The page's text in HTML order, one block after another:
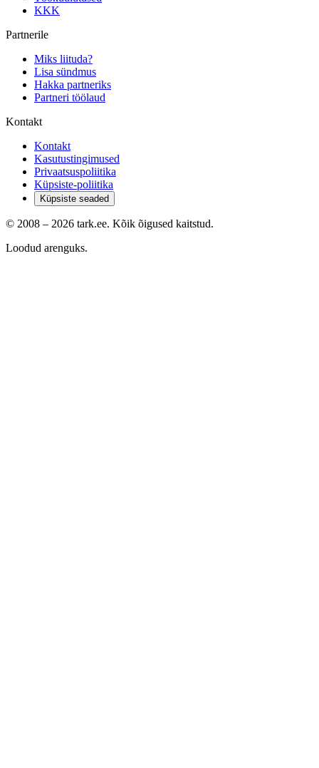
KKK
Partnerile
Miks liituda?
Lisa sündmus
Hakka partneriks
Partneri töölaud
Kontakt
Kontakt
Kasutustingimused
Privaatsuspoliitika
Küpsiste-poliitika
Küpsiste seaded
© 2008 – 2026 tark.ee. Kõik õigused kaitstud.
Loodud arenguks.